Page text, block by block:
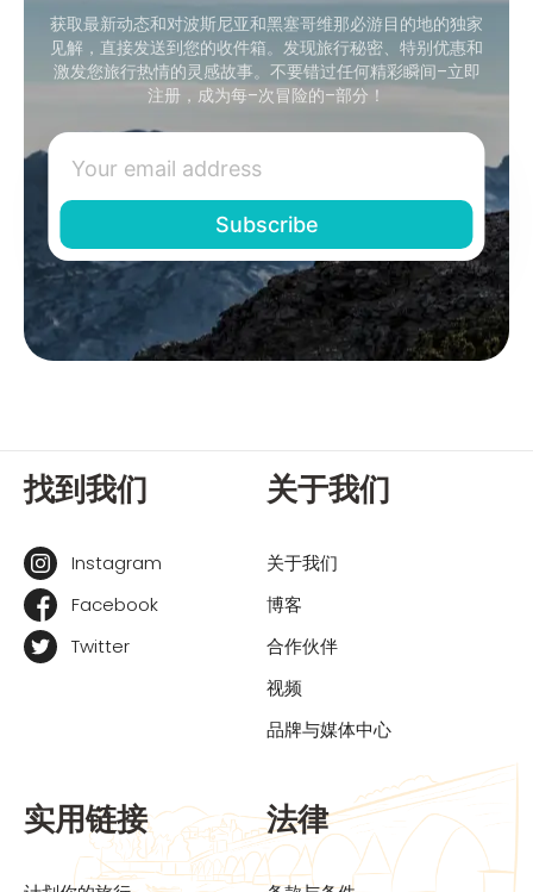
获取最新动态和对波斯尼亚和黑塞哥维那必游目的地的独家
见解，直接发送到您的收件箱。发现旅行秘密、特别优惠和
激发您旅行热情的灵感故事。不要错过任何精彩瞬间–立即
注册，成为每–次冒险的–部分！
找到我们
Instagram
Facebook
Twitter
关于我们
关于我们
博客
合作伙伴
视频
品牌与媒体中心
实用链接 法律